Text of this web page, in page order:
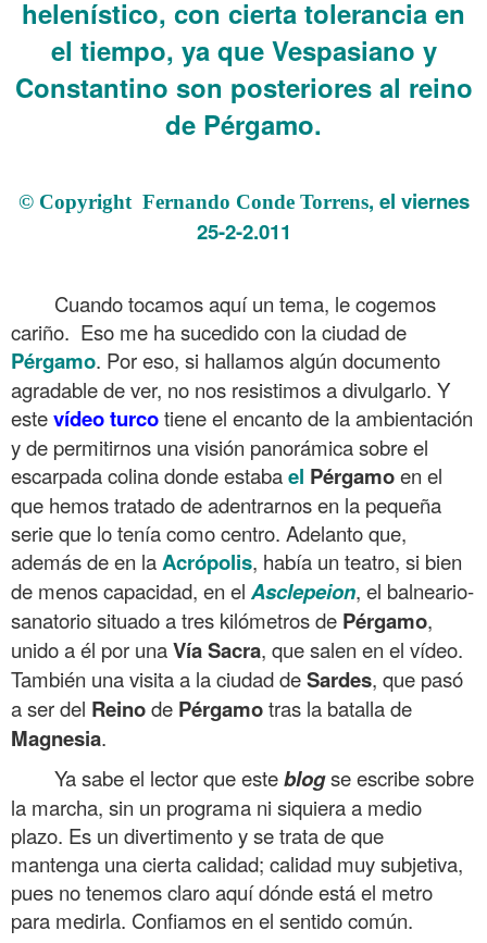
helenístico, con cierta tolerancia en
el tiempo, ya que Vespasiano y
Constantino son posteriores al reino
de Pérgamo.
© Copyright Fernando Conde Torrens, el viernes
25-2-2.011
Cuando tocamos aquí un tema, le cogemos
cariño. Eso me ha sucedido con la ciudad de
Pérgamo. Por eso, si hallamos algún documento
agradable de ver, no nos resistimos a divulgarlo. Y
estevídeo turcotiene el encanto de la ambientación
y de permitirnos una visión panorámica sobre el
escarpada colina donde estabael Pérgamoen el
que hemos tratado de adentrarnos en la pequeña
serie que lo tenía como centro. Adelanto que,
además de en laAcrópolis, había un teatro, si bien
de menos capacidad, en el Asclepeion, el balneario-
sanatorio situado a tres kilómetros de Pérgamo,
unido a él por unaVía Sacra, que salen en el vídeo.
También una visita a la ciudad deSardes, que pasó
a ser del Reinode Pérgamotras la batalla de
Magnesia.
Ya sabe el lector que esteblogse escribe sobre
la marcha, sin un programa ni siquiera a medio
plazo. Es un divertimento y se trata de que
mantenga una cierta calidad; calidad muy subjetiva,
pues no tenemos claro aquí dónde está el metro
para medirla. Confiamos en el sentido común.